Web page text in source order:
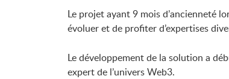
Le projet ayant 9 mois d’ancienneté
évoluer et de profiter d’expertises
Le développement de la solution a
expert de l’univers Web3.